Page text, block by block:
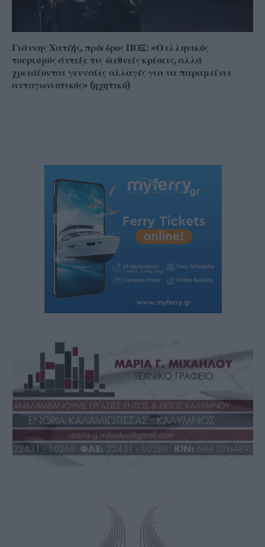
Γιάννης Χατζής, πρόεδρος ΠΟΞ: «Ο ελληνικός
τουρισμός άντεξε τις διεθνείς κρίσεις, αλλά
χρειάζονται γενναίες αλλαγές για να παραμείνει
ανταγωνιστικός» (ηχητικό)